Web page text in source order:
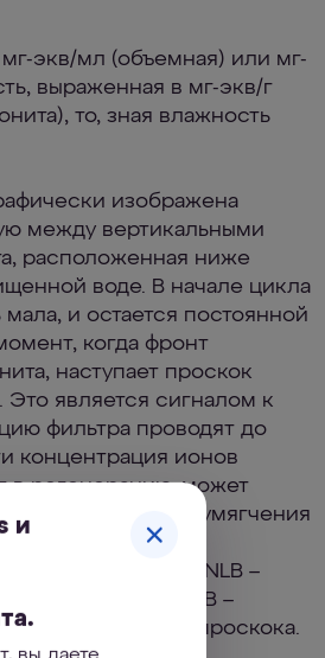
экв/мл (объемная) или мг-
выраженная в мг-экв/г
то, зная влажность
изображена
между вертикальными
расположенная ниже
воде. В начале цикла
и остается постоянной
когда фронт
наступает проскок
Это является сигналом к
фильтра проводят до
концентрация ионов
в регенерацию, может
системах умягчения
объему
Площадь фигуры ANLB –
фигуры ANMB –
наступления проскока.
и